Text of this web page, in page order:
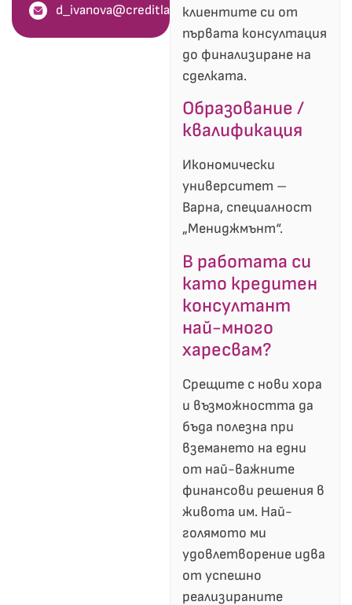
d_ivanova@creditland.bgклиентите си от
първата консултация
до финализиране на
сделката.
Образование /
квалификация
Икономически
университет –
Варна, специалност
„Мениджмънт“.
В работата си
като кредитен
консултант
най-много
харесвам?
Срещите с нови хора
и възможността да
бъда полезна при
вземането на едни
от най-важните
финансови решения в
живота им. Най-
голямото ми
удовлетворение идва
от успешно
реализираните